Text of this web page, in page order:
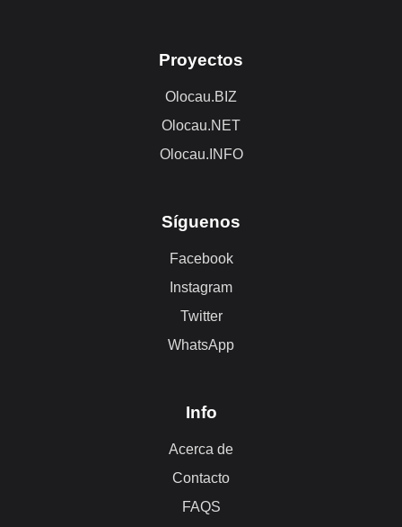
Proyectos
Olocau.BIZ
Olocau.NET
Olocau.INFO
Síguenos
Facebook
Instagram
Twitter
WhatsApp
Info
Acerca de
Contacto
FAQS